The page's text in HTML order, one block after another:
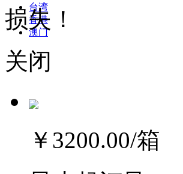
台湾
香港
澳门
损失！
关闭
￥3200.00/箱